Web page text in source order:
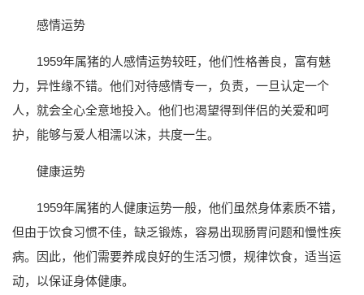
感情运势
1959年属猪的人感情运势较旺，他们性格善良，富有魅
力，异性缘不错。他们对待感情专一，负责，一旦认定一个
人，就会全心全意地投入。他们也渴望得到伴侣的关爱和呵
护，能够与爱人相濡以沫，共度一生。
健康运势
1959年属猪的人健康运势一般，他们虽然身体素质不错，
但由于饮食习惯不佳，缺乏锻炼，容易出现肠胃问题和慢性疾
病。因此，他们需要养成良好的生活习惯，规律饮食，适当运
动，以保证身体健康。